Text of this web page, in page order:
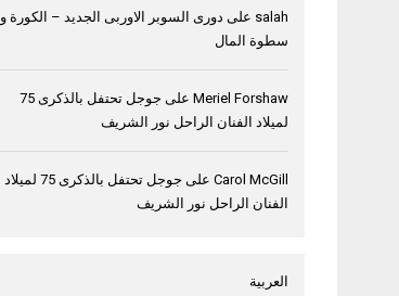
salah على دورى السوبر الاوربى الجديد – الكورة و
سطوة المال
Meriel Forshaw على
جوجل تحتفل بالذكرى 75
لميلاد الفنان الراحل نور الشريف
Carol McGill على
جوجل تحتفل بالذكرى 75 لميلاد
الفنان الراحل نور الشريف
العربية